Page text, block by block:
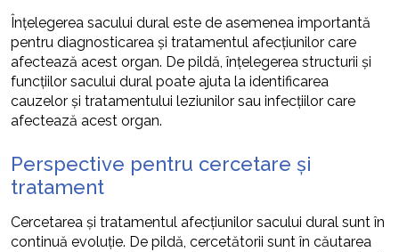
Înțelegerea sacului dural este de asemenea importantă
pentru diagnosticarea și tratamentul afecțiunilor care
afectează acest organ. De pildă, înțelegerea structurii și
funcțiilor sacului dural poate ajuta la identificarea
cauzelor și tratamentului leziunilor sau infecțiilor care
afectează acest organ.
Perspective pentru cercetare și
tratament
Cercetarea și tratamentul afecțiunilor sacului dural sunt în
continuă evoluție. De pildă, cercetătorii sunt în căutarea